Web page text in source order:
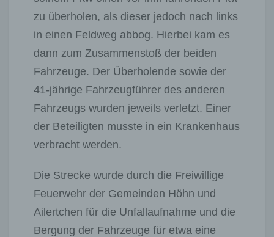
zu überholen, als dieser jedoch nach links
in einen Feldweg abbog. Hierbei kam es
dann zum Zusammenstoß der beiden
Fahrzeuge. Der Überholende sowie der
41-jährige Fahrzeugführer des anderen
Fahrzeugs wurden jeweils verletzt. Einer
der Beteiligten musste in ein Krankenhaus
verbracht werden.
Die Strecke wurde durch die Freiwillige
Feuerwehr der Gemeinden Höhn und
Ailertchen für die Unfallaufnahme und die
Bergung der Fahrzeuge für etwa eine